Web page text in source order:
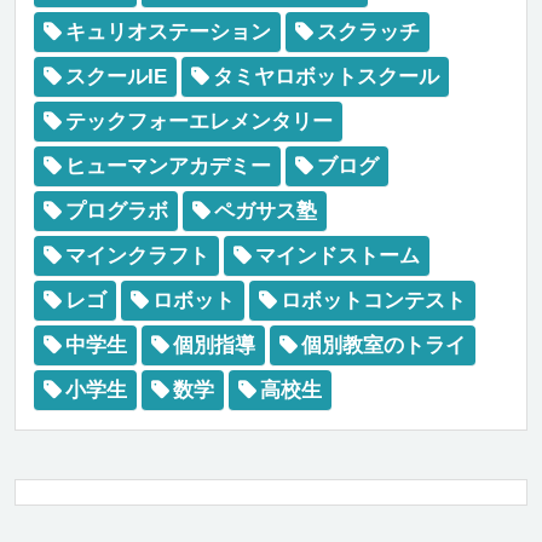
キュリオステーション
スクラッチ
スクールIE
タミヤロボットスクール
テックフォーエレメンタリー
ヒューマンアカデミー
ブログ
プログラボ
ペガサス塾
マインクラフト
マインドストーム
レゴ
ロボット
ロボットコンテスト
中学生
個別指導
個別教室のトライ
小学生
数学 高校生